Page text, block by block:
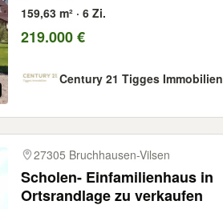
159,63 m² · 6 Zi.
219.000 €
Century 21 Tigges Immobilien
27305 Bruchhausen-Vilsen
Scholen- Einfamilienhaus in
Ortsrandlage zu verkaufen